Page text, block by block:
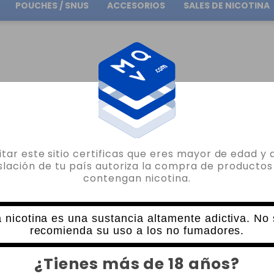
este sitio certificas que eres mayor de edad y
de tu país autoriza la compra de productos
contengan nicotina.
nicotina es una sustancia altamente adictiva. No
recomienda su uso a los no fumadores.
¿Tienes más de 18 años?
Envío gratuito en pedidos superiores a 30.00€
POUCHES / SNUS ACCESORIOS SALES DE NICOTINA
NICOKIT DE MACERACION TRADICIONAL NICOKIT OIL4VAP NICOKIT 30PG/
OIL4VAP
NICOKIT 30PG/70VG 10ML 20MG
322 VALORACIONES
3,35€
NICOTINA CANTIDAD
- +